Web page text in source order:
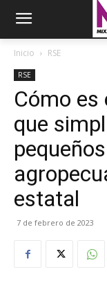
Inicio RSE
RSE
Cómo es
que
estatal
7 de febrero de 2023